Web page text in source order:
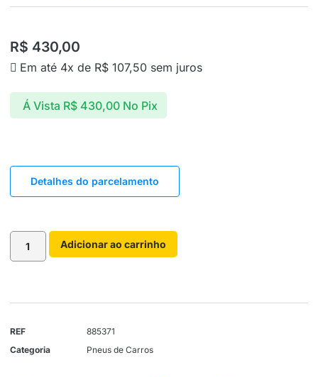
R$ 430,00
Em até 4x de R$ 107,50 sem juros
Á Vista R$430,00 No Pix
Detalhes do parcelamento
Adicionar ao carrinho
REF
885371
Categoria
Pneus de Carros